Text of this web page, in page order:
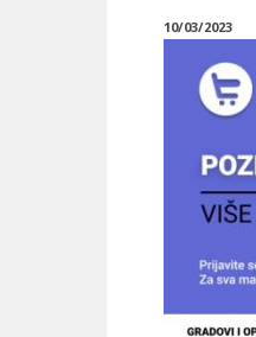
10/03/2023